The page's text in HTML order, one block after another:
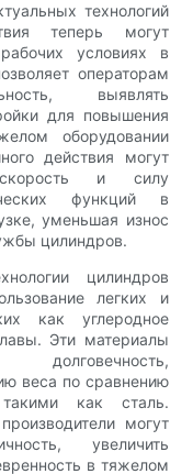
технологий
теперь могут
условиях в
операторам
выявлять
для повышения
оборудовании
действия могут
скорость и силу
функций в
уменьшая износ
цилиндров.
цилиндров
легких и
как углеродное
Эти материалы
долговечность,
веса по сравнению
как сталь.
могут
увеличить
в тяжелом